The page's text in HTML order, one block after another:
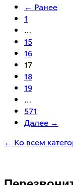
← Ранее
1
…
15
16
17
18
19
…
571
Далее →
← Ко всем